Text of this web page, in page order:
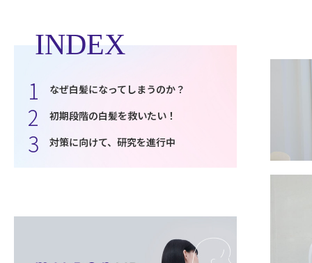
INDEX
なぜ白髪になってしまうのか？
初期段階の白髪を救いたい！
対策に向けて、研究を進行中